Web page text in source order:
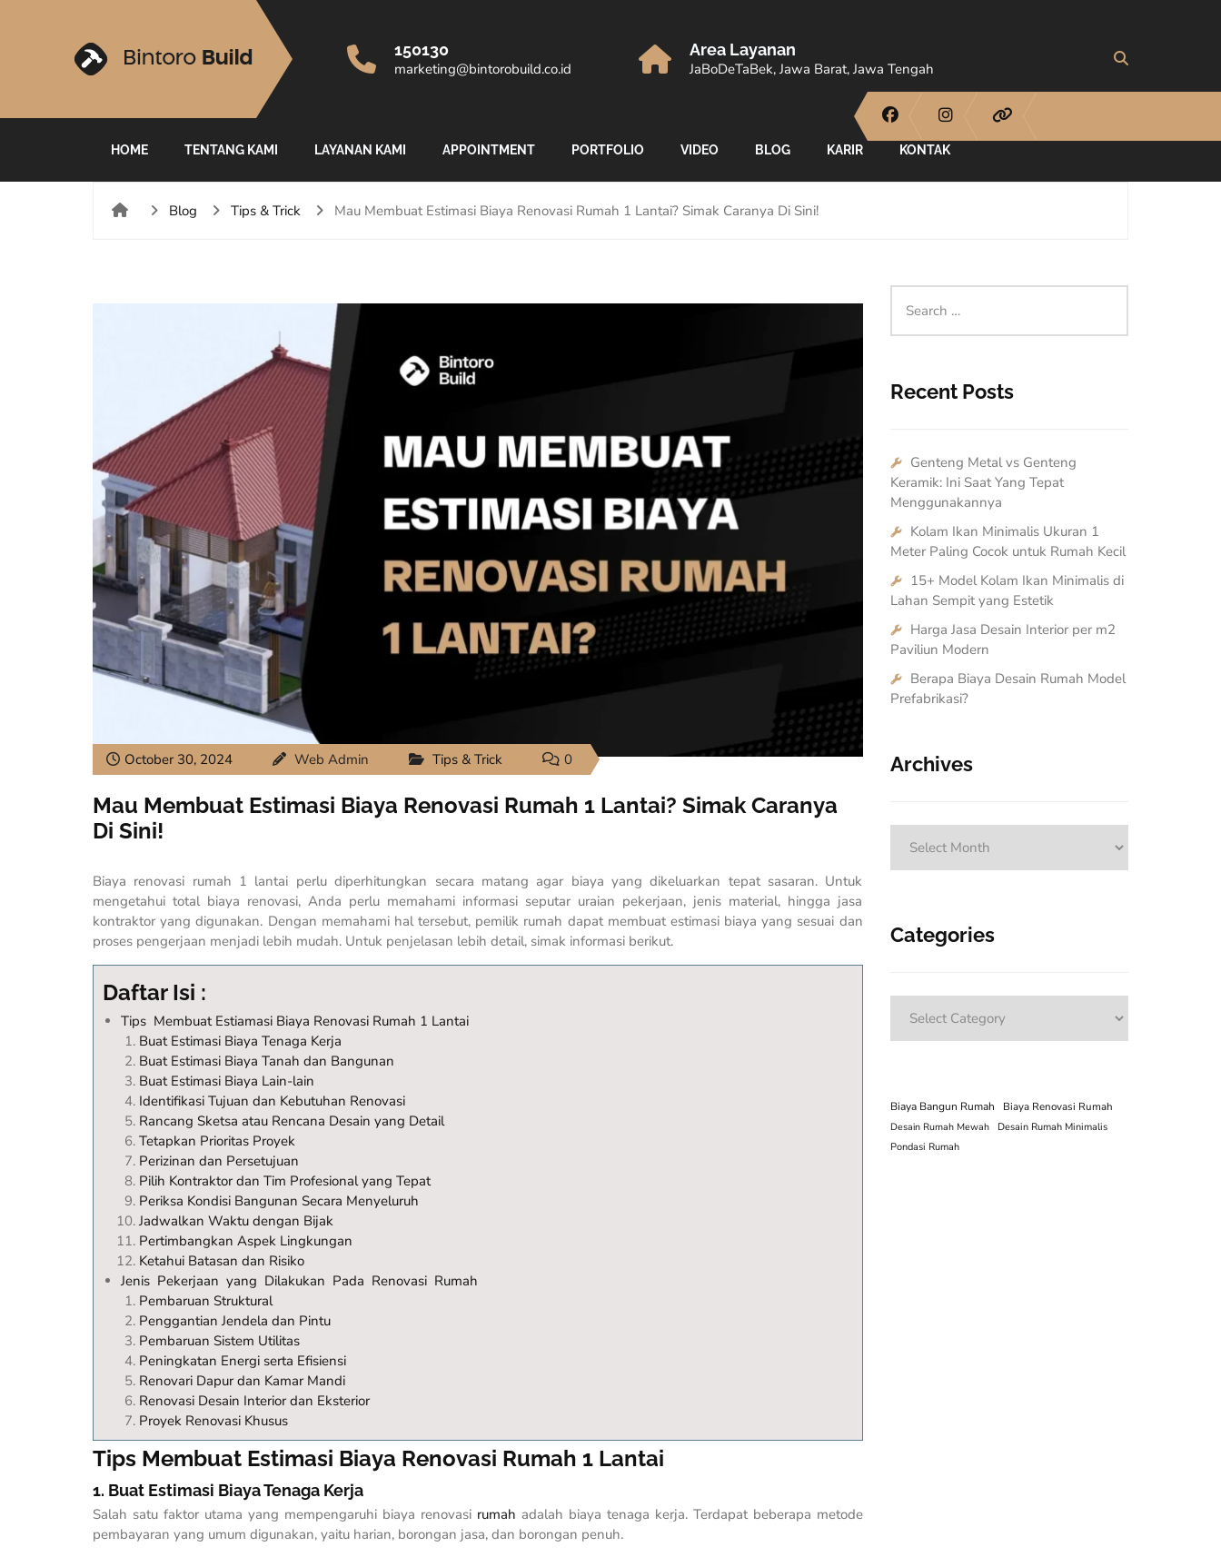
150130
marketing@bintorobuild.co.id
Area Layanan
JaBoDeTaBek, Jawa Barat, Jawa Tengah
HOME TENTANG KAMI LAYANAN KAMI APPOINTMENT PORTFOLIO VIDEO BLOG KARIR KONTAK
Blog Tips & Trick Mau Membuat Estimasi Biaya Renovasi Rumah 1 Lantai? Simak Caranya Di Sini!
October 30, 2024 Web Admin Tips & Trick 0
Mau Membuat Estimasi Biaya Renovasi Rumah 1 Lantai? Simak Caranya
Di Sini!
Biaya renovasi rumah 1 lantai perlu diperhitungkan secara matang agar biaya yang dikeluarkan tepat sasaran. Untuk
mengetahui total biaya renovasi, Anda perlu memahami informasi seputar uraian pekerjaan, jenis material, hingga jasa
kontraktor yang digunakan. Dengan memahami hal tersebut, pemilik rumah dapat membuat estimasi biaya yang sesuai dan
proses pengerjaan menjadi lebih mudah. Untuk penjelasan lebih detail, simak informasi berikut.
Daftar Isi :
Tips Membuat Estiamasi Biaya Renovasi Rumah 1 Lantai
Buat Estimasi Biaya Tenaga Kerja
Buat Estimasi Biaya Tanah dan Bangunan
Buat Estimasi Biaya Lain-lain
Identifikasi Tujuan dan Kebutuhan Renovasi
Rancang Sketsa atau Rencana Desain yang Detail
Tetapkan Prioritas Proyek
Perizinan dan Persetujuan
Pilih Kontraktor dan Tim Profesional yang Tepat
Periksa Kondisi Bangunan Secara Menyeluruh
Jadwalkan Waktu dengan Bijak
Pertimbangkan Aspek Lingkungan
Ketahui Batasan dan Risiko
Jenis Pekerjaan yang Dilakukan Pada Renovasi Rumah
Pembaruan Struktural
Penggantian Jendela dan Pintu
Pembaruan Sistem Utilitas
Peningkatan Energi serta Efisiensi
Renovari Dapur dan Kamar Mandi
Renovasi Desain Interior dan Eksterior
Proyek Renovasi Khusus
Tips Membuat Estimasi Biaya Renovasi Rumah 1 Lantai
1. Buat Estimasi Biaya Tenaga Kerja
Salah satu faktor utama yang mempengaruhi biaya renovasi rumah adalah biaya tenaga kerja. Terdapat beberapa metode
pembayaran yang umum digunakan, yaitu harian, borongan jasa, dan borongan penuh.
Recent Posts
Genteng Metal vs Genteng
Keramik: Ini Saat Yang Tepat
Menggunakannya
Kolam Ikan Minimalis Ukuran 1
Meter Paling Cocok untuk Rumah Kecil
15+ Model Kolam Ikan Minimalis di
Lahan Sempit yang Estetik
Harga Jasa Desain Interior per m2
Paviliun Modern
Berapa Biaya Desain Rumah Model
Prefabrikasi?
Archives
Categories
Biaya Bangun Rumah Biaya Renovasi Rumah
Desain Rumah Mewah
Desain Rumah Minimalis
Pondasi Rumah